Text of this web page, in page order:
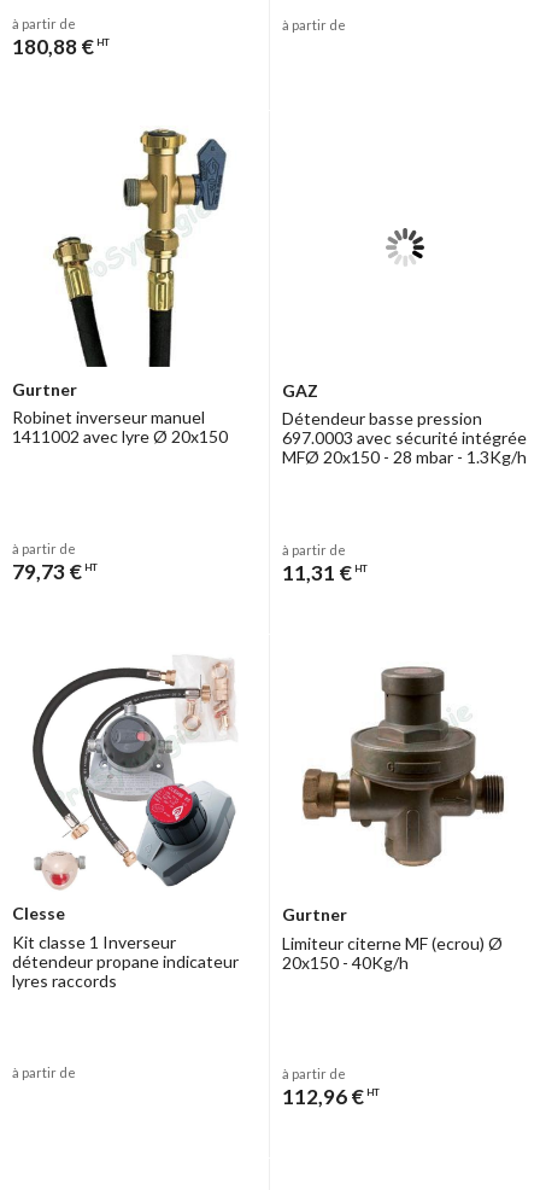
à partir de
180,88 € HT
à partir de
Gurtner
Robinet inverseur manuel
1411002 avec lyre Ø 20x150
à partir de
79,73 € HT
GAZ
Détendeur basse pression
697.0003 avec sécurité intégrée
MFØ 20x150 - 28 mbar - 1.3Kg/h
à partir de
11,31 € HT
Clesse
Kit classe 1 Inverseur
détendeur propane indicateur
lyres raccords
à partir de
Gurtner
Limiteur citerne MF (ecrou) Ø
20x150 - 40Kg/h
à partir de
112,96 € HT